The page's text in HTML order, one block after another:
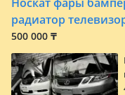
радиатор
500 000 ₸